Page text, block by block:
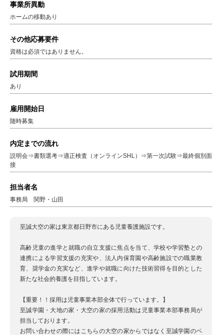
事業所異動
ホームの移動あり
その他応募要件
資格は必須ではありません。
試用期間
あり
雇用開始日
随時募集
内定までの流れ
説明会⇒書類選考⇒適正検査（オンラインSHL）⇒第一次試験⇒最終個別面
接
担当者名
事務局 関野・山田
至誠大空の家は東京都日野市にある児童養護施設です。
高齢児童の進学と就職の自立支援に焦点を当て、学校や学習塾との
連携による学習支援の充実や、法人内保育園や高齢施設での職業教
育、奨学金の充実など、進学や就職に向けた技術習得を目的とした
新たな社会的養護を目指しています。
【重要！！採用は児童事業本部全体で行っています。】
至誠学園・大地の家・大空の家の採用活動は児童事業本部事務局が
担当しております。
お問い合わせの際にはこちらの大空の家からではなく至誠学園のペ